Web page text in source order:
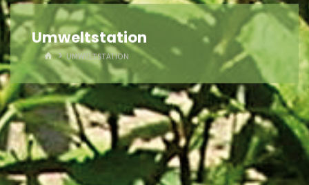
Umweltstation
HOMEUMWELTSTATION